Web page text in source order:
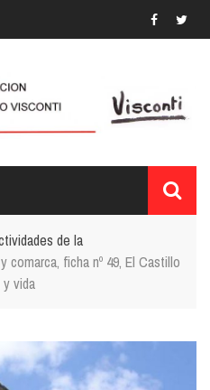
de la
comarca, ficha nº 49, El Castillo
vida